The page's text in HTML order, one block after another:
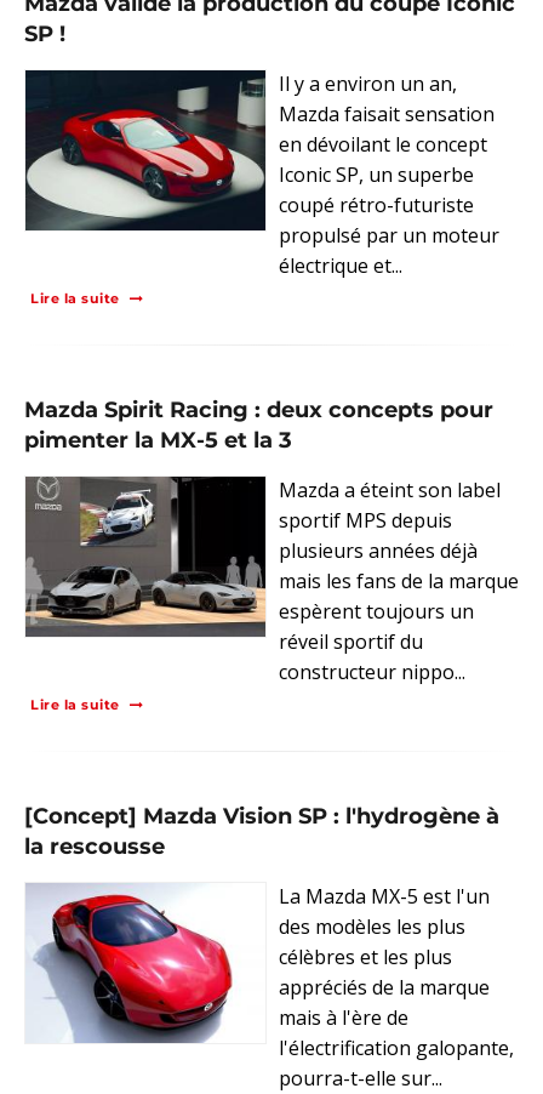
SP !
Il y a environ un an,
Mazda faisait sensation
en dévoilant le concept
Iconic SP, un superbe
coupé rétro-futuriste
propulsé par un moteur
électrique et...
Lire la suite
Mazda Spirit Racing : deux concepts pour
pimenter la MX-5 et la 3
Mazda a éteint son label
sportif MPS depuis
plusieurs années déjà
mais les fans de la marque
espèrent toujours un
réveil sportif du
constructeur nippo...
Lire la suite
[Concept] Mazda Vision SP : l'hydrogène à
la rescousse
La Mazda MX-5 est l'un
des modèles les plus
célèbres et les plus
appréciés de la marque
mais à l'ère de
l'électrification galopante,
pourra-t-elle sur...